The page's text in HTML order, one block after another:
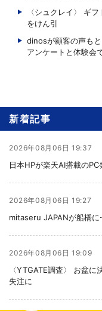
〈シュクレイ〉 ギ
をけん引
dinosが顧客の声も
アンケートと体験会
新着記事
2026年08月06日 19:37
日本HPが楽天AI搭載の
2026年08月06日 19:27
mitaseru JAPANが船橋
2026年08月06日 19:09
〈YTGATE調査〉 お盆
失注に